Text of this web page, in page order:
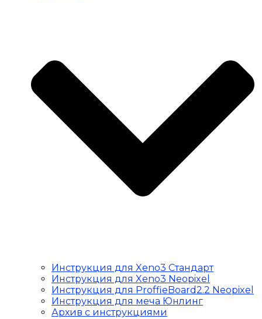
Инструкция для Xeno3 Стандарт
Инструкция для Xeno3 Neopixel
Инструкция для ProffieBoard2.2 Neopixel
Инструкция для меча Юнлинг
Архив с инструкциями